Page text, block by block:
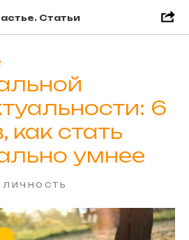
Статьи
6
как стать
умнее
ЛИЧНОСТЬ